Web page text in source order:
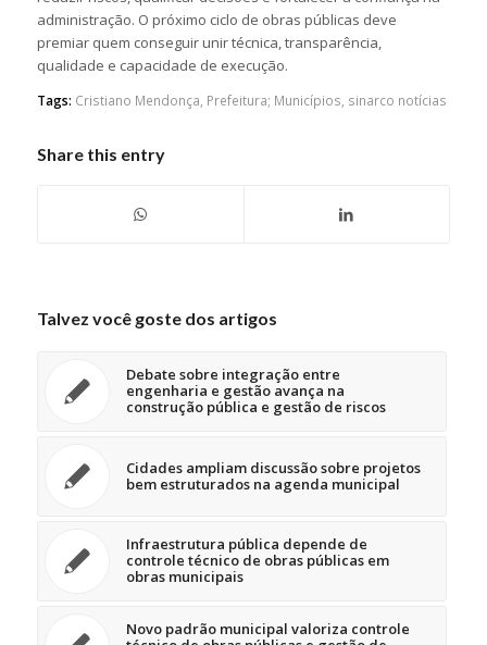
administração. O próximo ciclo de obras públicas deve
premiar quem conseguir unir técnica, transparência,
qualidade e capacidade de execução.
Tags: Cristiano Mendonça, Prefeitura; Municípios, sinarco notícias
Share this entry
Talvez você goste dos artigos
Debate sobre integração entre
engenharia e gestão avança na
construção pública e gestão de riscos
Cidades ampliam discussão sobre projetos
bem estruturados na agenda municipal
Infraestrutura pública depende de
controle técnico de obras públicas em
obras municipais
Novo padrão municipal valoriza controle